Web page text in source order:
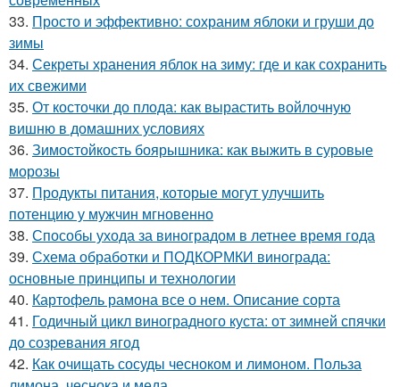
33. Просто и эффективно: сохраним яблоки и груши до
зимы
34. Секреты хранения яблок на зиму: где и как сохранить
их свежими
35. От косточки до плода: как вырастить войлочную
вишню в домашних условиях
36. Зимостойкость боярышника: как выжить в суровые
морозы
37. Продукты питания, которые могут улучшить
потенцию у мужчин мгновенно
38. Способы ухода за виноградом в летнее время года
39. Схема обработки и ПОДКОРМКИ винограда:
основные принципы и технологии
40. Картофель рамона все о нем. Описание сорта
41. Годичный цикл виноградного куста: от зимней спячки
до созревания ягод
42. Как очищать сосуды чесноком и лимоном. Польза